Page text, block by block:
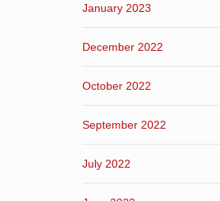
January 2023
December 2022
October 2022
September 2022
July 2022